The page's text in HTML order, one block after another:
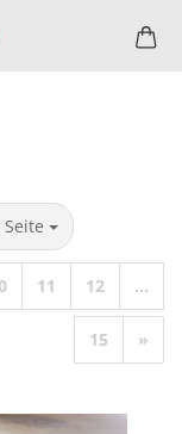
11 12 ...
15 »